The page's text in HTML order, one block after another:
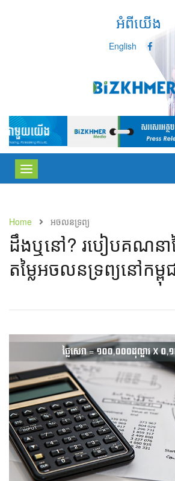
អំពីយើង
English
Toggle
navigation
Home អចលនទ្រព្យ
ដឹងឬនៅ? របៀបគណនាថ្
តម្លៃអចលនទ្រព្យនៅកម្ពុ